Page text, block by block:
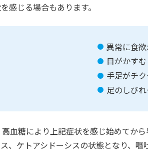
感じる場合もあります。
異常に食
目がかすむ
手足がチ
足のしび
血糖により上記症状を感じ始めてか
、ケトアシドーシスの状態となり、